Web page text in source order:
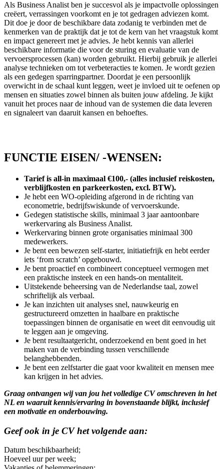
Als Business Analist ben je succesvol als je impactvolle oplossingen
creëert, verrassingen voorkomt en je tot gedragen adviezen komt.
Dit doe je door de beschikbare data zodanig te verbinden met de
kenmerken van de praktijk dat je tot de kern van het vraagstuk komt
en impact genereert met je advies. Je hebt kennis van allerlei
beschikbare informatie die voor de sturing en evaluatie van de
vervoersprocessen (kan) worden gebruikt. Hierbij gebruik je allerlei
analyse technieken om tot verbeteracties te komen. Je wordt gezien
als een gedegen sparringpartner. Doordat je een persoonlijk
overwicht in de schaal kunt leggen, weet je invloed uit te oefenen op
mensen en situaties zowel binnen als buiten jouw afdeling. Je kijkt
vanuit het proces naar de inhoud van de systemen die data leveren
en signaleert van daaruit kansen en behoeftes.
FUNCTIE EISEN/ -WENSEN:
Tarief is all-in maximaal €100,- (alles inclusief reiskosten,
verblijfkosten en parkeerkosten, excl. BTW).
Je hebt een WO-opleiding afgerond in de richting van
econometrie, bedrijfswiskunde of vervoerskunde.
Gedegen statistische skills, minimaal 3 jaar aantoonbare
werkervaring als Business Analist.
Werkervaring binnen grote organisaties minimaal 300
medewerkers.
Je bent een bewezen self-starter, initiatiefrijk en hebt eerder
iets ‘from scratch’ opgebouwd.
Je bent proactief en combineert conceptueel vermogen met
een praktische insteek en een hands-on mentaliteit.
Uitstekende beheersing van de Nederlandse taal, zowel
schriftelijk als verbaal.
Je kan inzichten uit analyses snel, nauwkeurig en
gestructureerd omzetten in haalbare en praktische
toepassingen binnen de organisatie en weet dit eenvoudig uit
te leggen aan je omgeving.
Je bent resultaatgericht, onderzoekend en bent goed in het
maken van de verbinding tussen verschillende
belanghebbenden.
Je bent een zelfstarter die gaat voor kwaliteit en mensen mee
kan krijgen in het advies.
Graag ontvangen wij van jou het volledige CV omschreven in het
NL en waaruit kennis/ervaring in bovenstaande blijkt, inclusief
een motivatie en onderbouwing.
Geef ook in je CV het volgende aan:
Datum beschikbaarheid;
Hoeveel uur per week;